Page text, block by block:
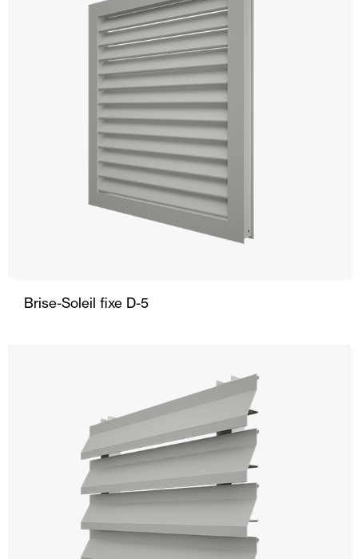
Brise-Soleil fixe D-5